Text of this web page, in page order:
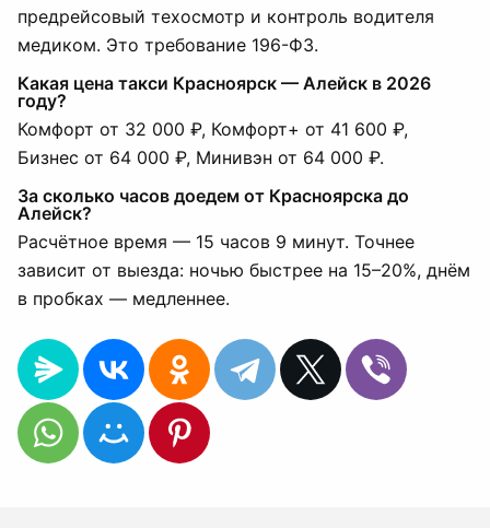
предрейсовый техосмотр и контроль водителя
медиком. Это требование 196-ФЗ.
Какая цена такси Красноярск — Алейск в 2026
году?
Комфорт от 32 000 ₽, Комфорт+ от 41 600 ₽,
Бизнес от 64 000 ₽, Минивэн от 64 000 ₽.
За сколько часов доедем от Красноярска до
Алейск?
Расчётное время — 15 часов 9 минут. Точнее
зависит от выезда: ночью быстрее на 15–20%, днём
в пробках — медленнее.